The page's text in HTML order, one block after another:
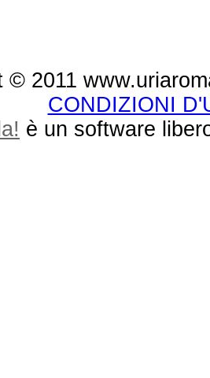
© 2011
CONDIZIONI
è un software